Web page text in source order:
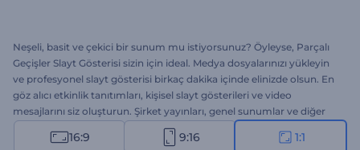
Neşeli, basit ve çekici bir sunum mu istiyorsunuz? Öyleyse, Parçalı
Geçişler Slayt Gösterisi sizin için ideal. Medya dosyalarınızı yükleyin
ve profesyonel slayt gösterisi birkaç dakika içinde elinizde olsun. En
göz alıcı etkinlik tanıtımları, kişisel slayt gösterileri ve video
mesajlarını siz oluşturun. Şirket yayınları, genel sunumlar ve diğer
kurumsal projelerde estetik görünümden taviz vermeyin. Hedef
kitlenizin heyecanını zinde tutun. Başarı hikayeniz burada başlıyor!
16:9 9:16 1:1